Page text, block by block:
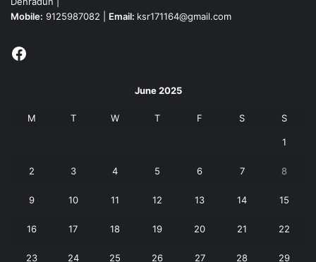
Mobile: 9125987082 | Email: ksr171164@gmail.com
Facebook
June 2025
M T W T F S S
1
2 3 4 5 6 7 8
9 10 11 12 13 14 15
16 17 18 19 20 21 22
23 24 25 26 27 28 29